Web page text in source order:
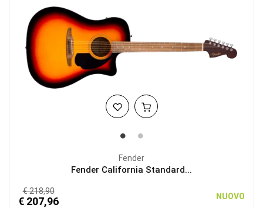
Fender
Fender California Standard...
€ 218,90
€ 207,96 NUOVO